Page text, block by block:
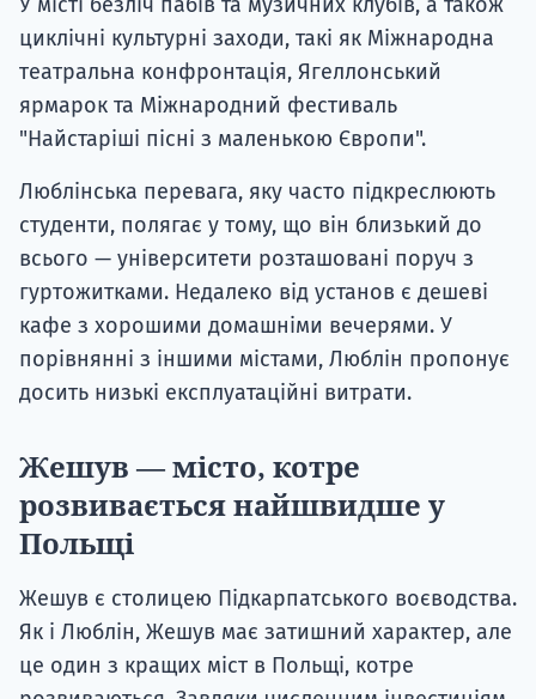
циклічні культурні заходи, такі як Міжнародна
театральна конфронтація, Ягеллонський
ярмарок та Міжнародний фестиваль
"Найстаріші пісні з маленькою Європи".
Люблінська перевага, яку часто підкреслюють
студенти, полягає у тому, що він близький до
всього — університети розташовані поруч з
гуртожитками. Недалеко від установ є дешеві
кафе з хорошими домашніми вечерями. У
порівнянні з іншими містами, Люблін пропонує
досить низькі експлуатаційні витрати.
Жешув — місто, котре
розвивається найшвидше у
Польщі
Жешув є столицею Підкарпатського воєводства.
Як і Люблін, Жешув має затишний характер, але
це один з кращих міст в Польщі, котре